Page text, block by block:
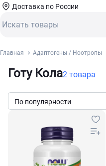
Доставка по России
Главная Адаптогены / Ноотропы
Готу Кола2 товара
По популярности